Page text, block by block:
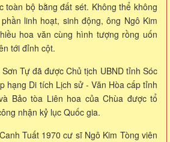
toàn bộ bằng đất sét. Không thể không
linh hoạt, sinh động, ông Ngô Kim
hoa văn cùng hình tượng rồng uốn
tới đỉnh cột.
Tự đã được Chủ tịch UBND tỉnh Sóc
hạng Di tích Lịch sử - Văn Hòa cấp tỉnh
Bảo tòa Liên hoa của Chùa được tổ
nhận kỷ lục Quốc gia.
Tuất 1970 cư sĩ Ngô Kim Tòng viên